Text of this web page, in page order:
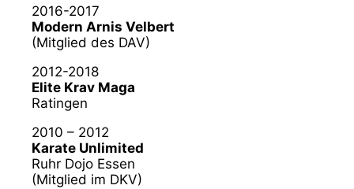
2016-2017
Modern Arnis Velbert
(Mitglied des DAV)
2012-2018
Elite Krav Maga
Ratingen
2010 – 2012
Karate Unlimited
Ruhr Dojo Essen
(Mitglied im DKV)